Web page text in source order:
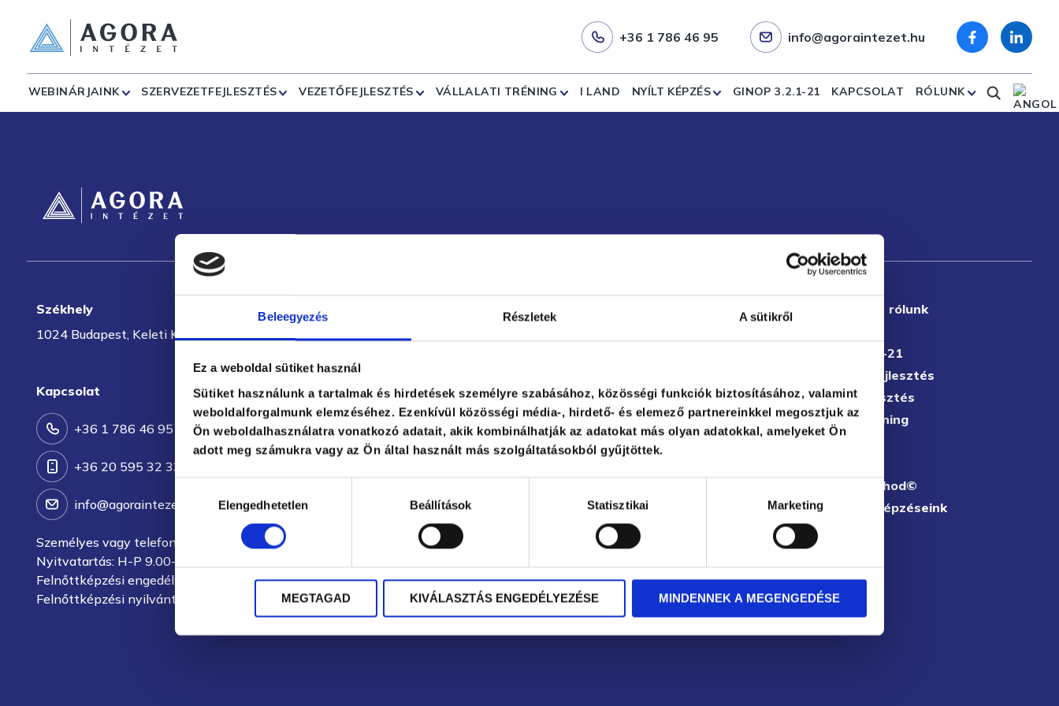
Beleegyezés Részletek A sütikről
Ez a weboldal sütiket használ
Sütiket használunk a tartalmak és hirdetések személyre szabásához, közösségi funkciók biztosításához, valamint
weboldalforgalmunk elemzéséhez. Ezenkívül közösségi média-, hirdető- és elemező partnereinkkel megosztjuk az
Ön weboldalhasználatra vonatkozó adatait, akik kombinálhatják az adatokat más olyan adatokkal, amelyeket Ön
adott meg számukra vagy az Ön által használt más szolgáltatásokból gyűjtöttek.
kiválasztásaElengedhetetlen Beállítások Statisztikai Marketing
MEGTAGAD KIVÁLASZTÁS ENGEDÉLYEZÉSE MINDENNEK A MEGENGEDÉSE
+36 1 786 46 95 info@agoraintezet.hu
WEBINÁRJAINK SZERVEZETFEJLESZTÉS VEZETŐFEJLESZTÉS VÁLLALATI TRÉNING I LAND NYÍLT KÉPZÉS GINOP 3.2.1-21 KAPCSOLAT RÓLUNK
Székhely
1024 Budapest, Keleti Károly utca 8.
Kapcsolat
+36 1 786 46 95
+36 20 595 32 33
info@agoraintezet.hu
Személyes vagy telefonos ügyintézés: H-P 9.00-16.00
Nyitvatartás: H-P 9.00-16.00
Felnőttképzési engedélyszám: E/2021/000170
Felnőttképzési nyilvántartási szám: B/2020/002075
Regionális képviseleteink
Nyugat-dunántúli regionális képviselet: Szombathely
Kelet-magyarországi regionális képviselet: Debrecen
Részletesen rólunk
GINOP 3.2.1-21
Szervezetfejlesztés
Vezetőfejlesztés
Vállalati tréning
AGORA Method©
Minősített képzéseink
Partnereink
Cikkek
Karrier
Kapcsolat